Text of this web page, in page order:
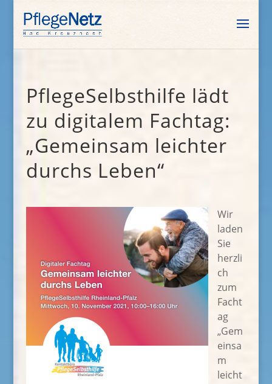
PflegeSelbsthilfe lädt
zu digitalem Fachtag:
„Gemeinsam leichter
durchs Leben“
Wir
laden
Sie
herzli
ch
zum
Facht
ag
„Gem
einsa
m
leicht